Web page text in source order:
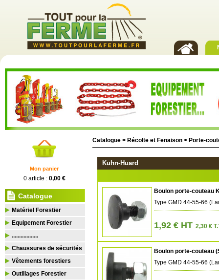
Mon panier
0 article : 0,00 €
Catalogue
Matériel Forestier
Equipement Forestier
..................
Chaussures de sécurités
Vêtements forestiers
Outillages Forestier
Catalogue > Récolte et Fenaison > Porte-
Kuhn-Huard
Boulon porte-couteau
Type GMD 44-55-66
1,92 € HT 2,30 €
Boulon porte-couteau
Type GMD 44-55-66